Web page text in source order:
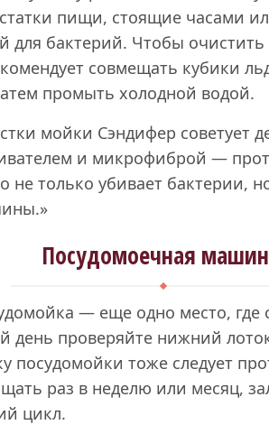
пищи, стоящие часами
для бактерий. Чтобы
совмещать кубики
промыть холодной водой.
мойки Сэндифер советует
и микрофиброй —
не только убивает бактерии,
Посудомоечная
— еще одно место, где
день проверяйте нижний
посудомойки тоже следует
раз в неделю или месяц,
цикл.